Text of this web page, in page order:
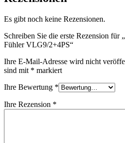
Es gibt noch keine Rezensionen.
Schreiben Sie die erste Rezension
Fühler VLG9/2+4PS“
Ihre E-Mail-Adresse wird nicht
sind mit * markiert
Ihre Bewertung *
Ihre Rezension *